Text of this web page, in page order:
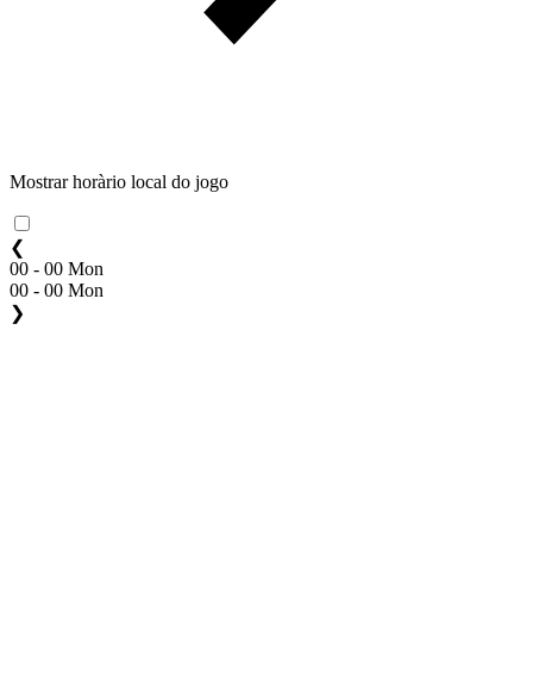
Mostrar horàrio local do jogo
❮
00 - 00 Mon
00 - 00 Mon
❯